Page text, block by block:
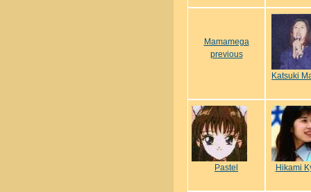
Mamamega
previous
Katsuki
Pastel Hikami